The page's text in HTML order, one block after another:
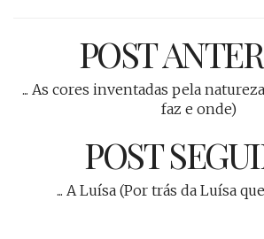
POST
... As cores inventadas pela
faz e onde)
POST
... A Luísa (Por trás da Luísa